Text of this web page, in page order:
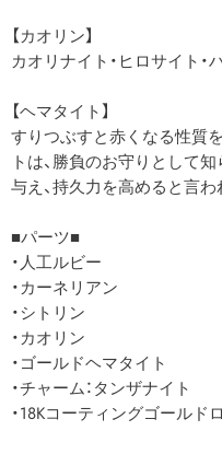
【カオリン】
カオリナイト・ヒロサイト
【ヘマタイト】
すりつぶすと赤くなる性質
トは、勝負のお守りとして
与え、持久力を高めると言わ
■パーツ■
・人工ルビー
・カーネリアン
・シトリン
・カオリン
・ゴールドヘマタイト
・チャーム：タンザナイト
・18Kコーティングゴールド